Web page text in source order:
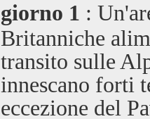
giorno 1 :
Britanniche
transito sulle
innescano forti
eccezione del